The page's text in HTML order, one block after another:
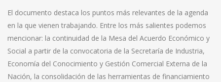
El documento destaca los puntos más relevantes de la agenda
en la que vienen trabajando. Entre los más salientes podemos
mencionar: la continuidad de la Mesa del Acuerdo Económico y
Social a partir de la convocatoria de la Secretaría de Industria,
Economía del Conocimiento y Gestión Comercial Externa de la
Nación, la consolidación de las herramientas de financiamiento